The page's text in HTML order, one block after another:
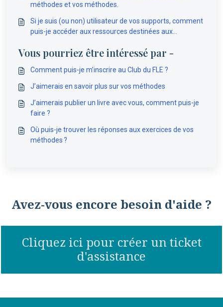
méthodes et vos méthodes.
Si je suis (ou non) utilisateur de vos supports, comment
puis-je accéder aux ressources destinées aux
Vous pourriez être intéressé par -
Comment puis-je m’inscrire au Club du FLE ?
J’aimerais en savoir plus sur vos méthodes
J’aimerais publier un livre avec vous, comment puis-je
faire ?
Où puis-je trouver les réponses aux exercices de vos
méthodes ?
Avez-vous encore besoin d'aide ?
Cliquez ici pour créer un ticket
d'assistance